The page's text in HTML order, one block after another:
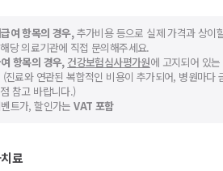
여 항목의 경우,추가비용 등으로 실제 가격과 상이
당 의료기관에 직접 문의해주세요.
항목의 경우, 건강보험심사평가원에 고지되어 있
(진료와 연관된 복합적인 비용이 추가되어, 병원마다
참고 바랍니다.)
트가, 할인가는VAT 포함
료